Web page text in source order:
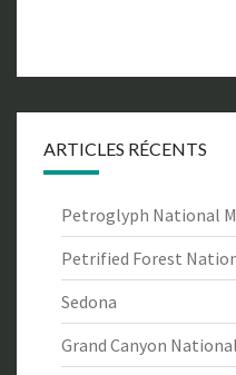
ARTICLES RÉCENTS
Petroglyph National
Petrified Forest
Sedona
Grand Canyon